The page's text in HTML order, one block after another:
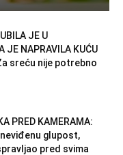
JE U
JE NAPRAVILA KUĆU
sreću nije potrebno
PRED KAMERAMA:
glupost,
pred svima